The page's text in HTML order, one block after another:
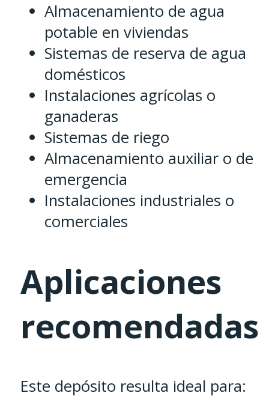
Almacenamiento de agua
potable en viviendas
Sistemas de reserva de agua
domésticos
Instalaciones agrícolas o
ganaderas
Sistemas de riego
Almacenamiento auxiliar o de
emergencia
Instalaciones industriales o
comerciales
Aplicaciones
recomendadas
Este depósito resulta ideal para: